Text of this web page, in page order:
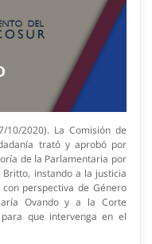
10/2020). La Comisión de
trató y aprobó por
de la Parlamentaria por
instando a la justicia
perspectiva de Género
Ovando y a la Corte
que intervenga en el